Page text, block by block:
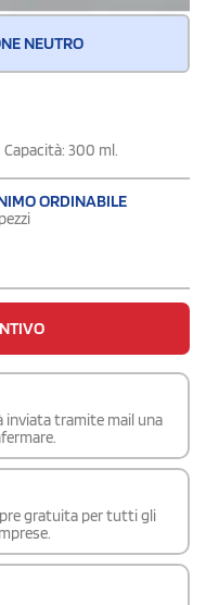
NEUTRO
300 ml.
ORDINABILE
inviata tramite mail una
gratuita per tutti gli